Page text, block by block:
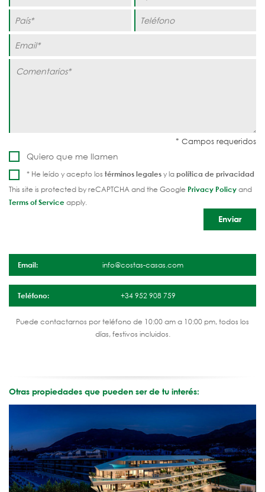
Quiero que me llamen
* He leído y acepto los términos legalesy lapolítica de privacidad
This site is protected by reCAPTCHA and the Google Privacy Policyand
Terms of Serviceapply.
Email: info@costas-casas.com
Teléfono: +34 952 908 759
Puede contactarnos por teléfono de 10:00 am a 10:00 pm, todos los
días, festivos incluidos.
Otras propiedades que pueden ser de tu interés: